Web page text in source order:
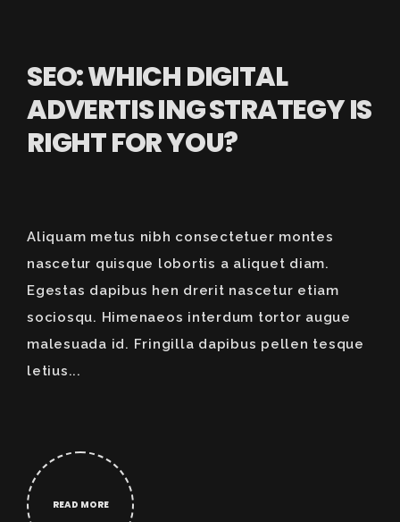
SEO: WHICH DIGITAL
ADVERTIS ING STRATEGY IS
RIGHT FOR YOU?
Aliquam metus nibh consectetuer montes
nascetur quisque lobortis a aliquet diam.
Egestas dapibus hen drerit nascetur etiam
sociosqu. Himenaeos interdum tortor augue
malesuada id. Fringilla dapibus pellen tesque
letius...
READ MORE